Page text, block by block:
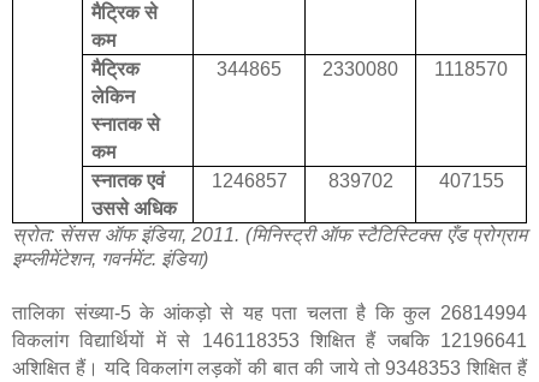
मैट्रिक से
कम
मैट्रिक
लेकिन
स्नातक से
कम
344865 2330080 1118570
स्नातक एवं
उससे अधिक
1246857 839702 407155
स्रोत: सेंसस ऑफ इंडिया, 2011. (मिनिस्ट्री ऑफ स्टैटिस्टिक्स एँड प्रोग्राम
इम्प्लीमेंटेशन, गवर्नमेंट. इंडिया)
तालिका संख्या-5 के आंकड़ो से यह पता चलता है कि कुल 26814994
विकलांग विद्यार्थियों में से 146118353 शिक्षित हैं जबकि 12196641
अशिक्षित हैं। यदि विकलांग लड़कों की बात की जाये तो 9348353 शिक्षित हैं